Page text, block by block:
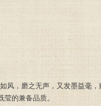
风，磨之无声，又发墨益毫，
的兼备品质。